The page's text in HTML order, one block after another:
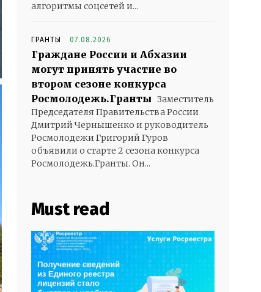
алгоритмы соцсетей и...
ГРАНТЫ 07.08.2026
Граждане России и Абхазии
могут принять участие во
втором сезоне конкурса
Росмолодежь.Гранты Заместитель
Председателя Правительства России
Дмитрий Чернышенко и руководитель
Росмолодежи Григорий Гуров
объявили о старте 2 сезона конкурса
Росмолодежь.Гранты. Он...
Must read